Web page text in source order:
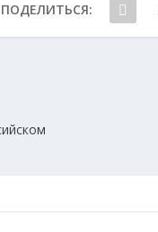
ПОДЕЛИТЬСЯ: